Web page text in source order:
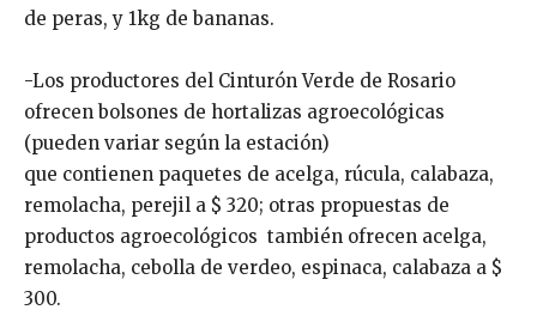
de peras, y 1kg de bananas.
-Los productores del Cinturón Verde de Rosario
ofrecen bolsones de hortalizas agroecológicas
(pueden variar según la estación)
que contienen paquetes de acelga, rúcula, calabaza,
remolacha, perejil a $ 320; otras propuestas de
productos agroecológicos también ofrecen acelga,
remolacha, cebolla de verdeo, espinaca, calabaza a $
300.